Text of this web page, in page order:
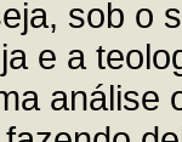
sob o
e a